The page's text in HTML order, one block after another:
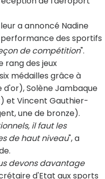
leur a annoncé Nadine
performance des sportifs
de compétition".
rang des jeux
médailles grâce à
d'or), Solène Jambaque
et Vincent Gauthier-
une de bronze).
il faut les
de haut niveau", a
devons davantage
d'Etat aux sports